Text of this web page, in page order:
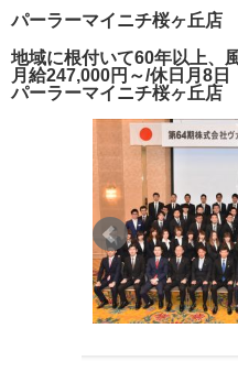
パーラーマイニチ桜ヶ丘店
地域に根付いて60年以上、
月給247,000円～/休日月8
パーラーマイニチ桜ヶ丘店